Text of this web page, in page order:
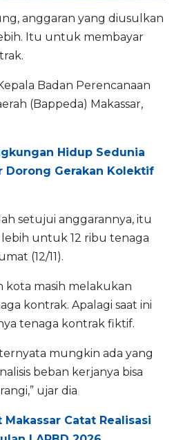
anggaran yang diusulkan
Itu untuk membayar
Badan Perencanaan
(Bappeda) Makassar,
Hidup Sedunia
Dorong Gerakan Kolektif
setujui anggarannya, itu
untuk 12 ribu tenaga
(12/11).
kota masih melakukan
kontrak. Apalagi saat ini
tenaga kontrak fiktif.
mungkin ada yang
beban kerjanya bisa
ujar dia
Makassar Catat Realisasi